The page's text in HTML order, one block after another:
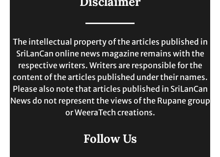
The intellectual property of the articles published in
SriLanCan online news magazine remains with the
respective writers. Writers are responsible for the
content of the articles published under their names.
Please also note that articles published in SriLanCan
News do not represent the views of the Rupane group
or WeeraTech creations.
Follow Us